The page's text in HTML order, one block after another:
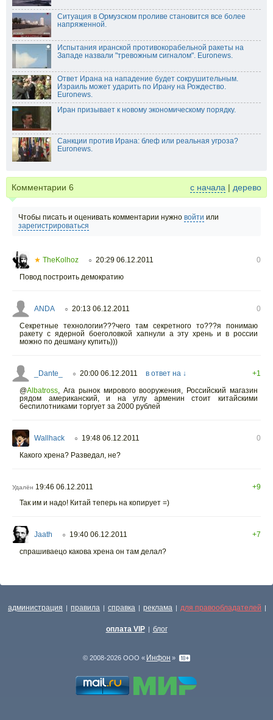
Ситуация в Ормузском проливе становится все более
напряженной.
Испытания иранской противокорабельной ракеты на
Западе назвали "тревожным сигналом". Euronews.
Ответ Ирана на нападение будет сокрушительным.
Израиль может ударить по Ирану на Рождество.
Euronews.
Иран призывает к новому экономическому порядку.
Санкции против Ирана: блеф или реальная угроза?
Euronews.
Комментарии 6 с начала | дерево
Чтобы писать и оценивать комментарии нужно войти или
зарегистрироваться
★ TheKolhoz ○ 20:29 06.12.2011
0
Повод построить демократию
ANDA ○ 20:13 06.12.2011
0
Секретные технологии???чего там секретного то???я понимаю
ракету с ядерной боеголовкой хапнули а эту хрень и в россии
можно по дешману купить)))
_Dante_ ○ 20:00 06.12.2011 в ответ на ↓
+1
@Albatross, Ага рынок мирового вооружения, Российский магазин
рядом американский, и на углу арменин стоит китайскими
беспилотниками торгует за 2000 рублей
Wallhack ○ 19:48 06.12.2011
0
Какого хрена? Разведал, не?
Удалён 19:46 06.12.2011
+9
Так им и надо! Китай теперь на копирует =)
Jaath ○ 19:40 06.12.2011
+7
спрашиваецо какова хрена он там делал?
администрация | правила | справка | реклама | для правообладателей |
оплата VIP | блог
© 2008-2026 ООО « Инфон »